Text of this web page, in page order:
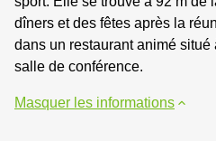
dîners et des fêtes après la
dans un restaurant animé situé
salle de conférence.
Masquer les informations